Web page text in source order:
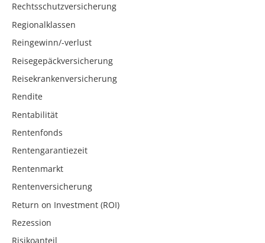
Rechtsschutzversicherung
Regionalklassen
Reingewinn/-verlust
Reisegepäckversicherung
Reisekrankenversicherung
Rendite
Rentabilität
Rentenfonds
Rentengarantiezeit
Rentenmarkt
Rentenversicherung
Return on Investment (ROI)
Rezession
Risikoanteil